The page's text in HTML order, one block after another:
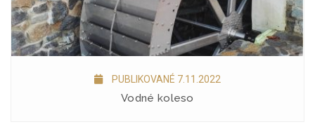
PUBLIKOVANÉ 7.11.2022
Vodné koleso